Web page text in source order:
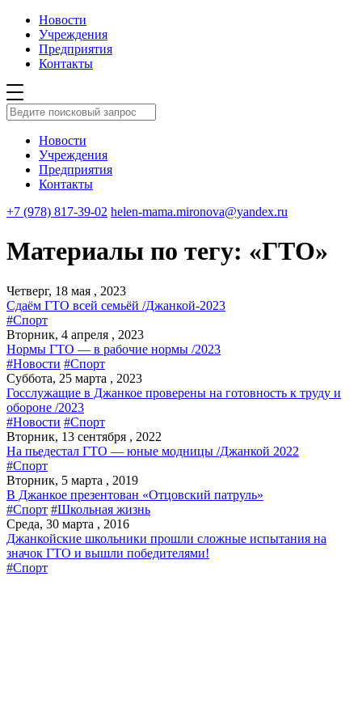
Новости
Учреждения
Предприятия
Контакты
Новости
Учреждения
Предприятия
Контакты
+7 (978) 817-39-02 helen-mama.mironova@yandex.ru
Материалы по тегу: «ГТО»
Четверг, 18 мая , 2023
Сдаём ГТО всей семьёй /Джанкой-2023
#Спорт
Вторник, 4 апреля , 2023
Нормы ГТО — в рабочие нормы /2023
#Новости #Спорт
Суббота, 25 марта , 2023
Госслужащие в Джанкое проверены на готовность к труду и
обороне /2023
#Новости #Спорт
Вторник, 13 сентября , 2022
На пьедестал ГТО — юные модницы /Джанкой 2022
#Спорт
Вторник, 5 марта , 2019
В Джанкое презентован «Отцовский патруль»
#Спорт #Школьная жизнь
Среда, 30 марта , 2016
Джанкойские школьники прошли сложные испытания на
значок ГТО и вышли победителями!
#Спорт